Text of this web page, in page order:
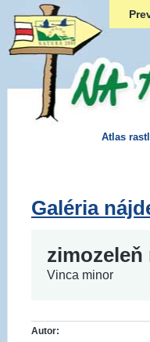
Atlas
Galéria
zimozeleň
Vinca minor
Autor: